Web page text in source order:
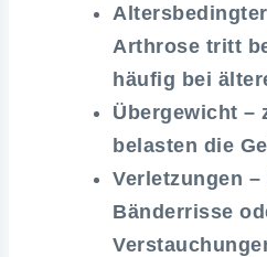
Arthrose tritt
häufig bei
Übergewicht –
belasten die
Verletzungen –
Bänderrisse